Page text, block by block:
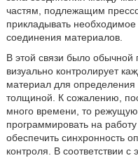
частям, подлежащим
прикладывать
соединения материалов.
В этой связи было обычной
визуально контролирует
материал для
толщиной. К сожалению,
много времени, то режущую
программировать на
обеспечить синхронность
контроля. В соответствии с